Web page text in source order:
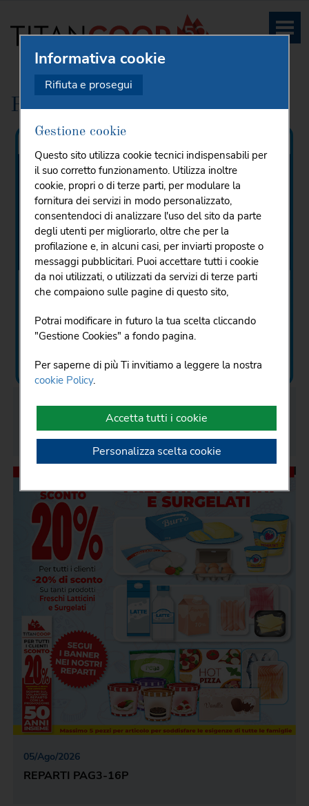
Promozioni Titancoop
/Ago/2026
SCONTO REPARTI-16P
05/Ago/2026
REPARTI PAG3-16P
Informativa cookie
Rifiuta e prosegui
Gestione cookie
Questo sito utilizza cookie tecnici indispensabili per
il suo corretto funzionamento. Utilizza inoltre
cookie, propri o di terze parti, per modulare la
fornitura dei servizi in modo personalizzato,
consentendoci di analizzare l'uso del sito da parte
degli utenti per migliorarlo, oltre che per la
profilazione e, in alcuni casi, per inviarti proposte o
messaggi pubblicitari. Puoi accettare tutti i cookie
da noi utilizzati, o utilizzati da servizi di terze parti
che compaiono sulle pagine di questo sito,
oppure puoi scegliere quali accettare e quali
rifiutare premendo il pulsante "Personalizza scelta
"Rifiuta e prosegui" per continuare la navigazione
su questo sito accettando solo i cookie tecnici
Potrai modificare in futuro la tua scelta cliccando
"Gestione Cookies" a fondo pagina.
Per saperne di più Ti invitiamo a leggere la nostra
cookie Policy.
Personalizza scelta cookie
Accetta tutti i cookie